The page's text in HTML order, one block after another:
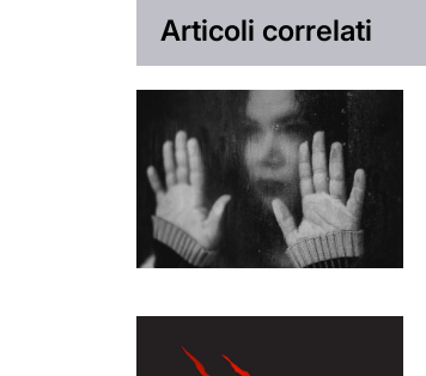
Articoli correlati